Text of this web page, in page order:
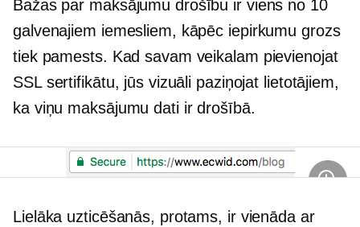
Bažas par maksājumu drošību ir viens no 10
galvenajiem iemesliem, kāpēc iepirkumu grozs
tiek pamests. Kad savam veikalam pievienojat
SSL sertifikātu, jūs vizuāli paziņojat lietotājiem,
ka viņu maksājumu dati ir drošībā.
Lielāka uzticēšanās, protams, ir vienāda ar